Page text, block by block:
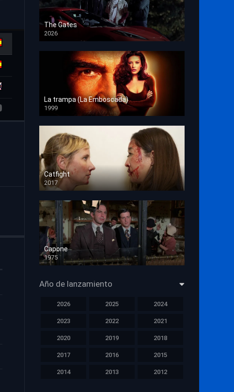
The Gates
2026
HD 1080p
La trampa (La Emboscada)
1999
HD 1080p
Catfight
2017
HD 720p
Capone
1975
HD 1080p
Año de lanzamiento
2026 2025 2024
2023 2022 2021
2020 2019 2018
2017 2016 2015
2014 2013 2012